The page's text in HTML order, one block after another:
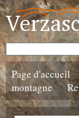
Page d'accueil
montagne